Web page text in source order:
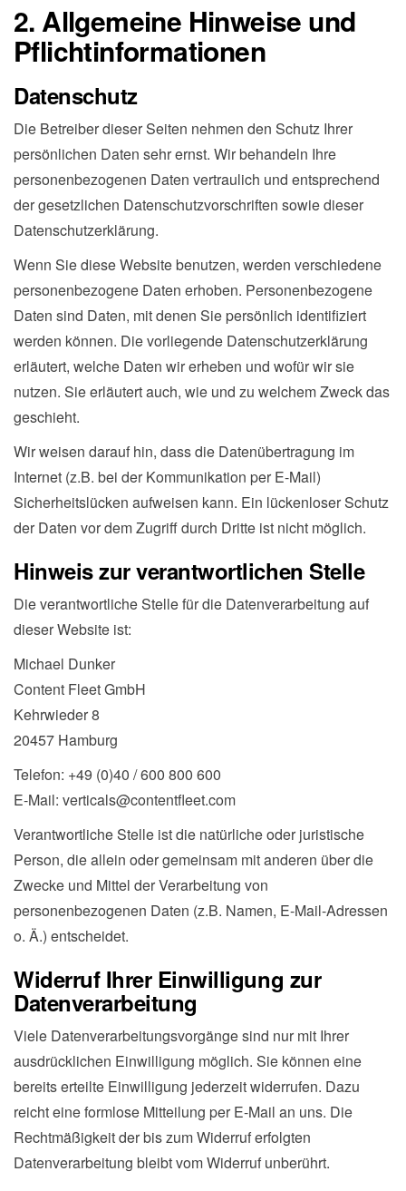
2. Allgemeine Hinweise und
Pflichtinformationen
Datenschutz
Die Betreiber dieser Seiten nehmen den Schutz Ihrer
persönlichen Daten sehr ernst. Wir behandeln Ihre
personenbezogenen Daten vertraulich und entsprechend
der gesetzlichen Datenschutzvorschriften sowie dieser
Datenschutzerklärung.
Wenn Sie diese Website benutzen, werden verschiedene
personenbezogene Daten erhoben. Personenbezogene
Daten sind Daten, mit denen Sie persönlich identifiziert
werden können. Die vorliegende Datenschutzerklärung
erläutert, welche Daten wir erheben und wofür wir sie
nutzen. Sie erläutert auch, wie und zu welchem Zweck das
geschieht.
Wir weisen darauf hin, dass die Datenübertragung im
Internet (z.B. bei der Kommunikation per E-Mail)
Sicherheitslücken aufweisen kann. Ein lückenloser Schutz
der Daten vor dem Zugriff durch Dritte ist nicht möglich.
Hinweis zur verantwortlichen Stelle
Die verantwortliche Stelle für die Datenverarbeitung auf
dieser Website ist:
Michael Dunker
Content Fleet GmbH
Kehrwieder 8
20457 Hamburg
Telefon: +49 (0)40 / 600 800 600
E-Mail: verticals@contentfleet.com
Verantwortliche Stelle ist die natürliche oder juristische
Person, die allein oder gemeinsam mit anderen über die
Zwecke und Mittel der Verarbeitung von
personenbezogenen Daten (z.B. Namen, E-Mail-Adressen
o. Ä.) entscheidet.
Widerruf Ihrer Einwilligung zur
Datenverarbeitung
Viele Datenverarbeitungsvorgänge sind nur mit Ihrer
ausdrücklichen Einwilligung möglich. Sie können eine
bereits erteilte Einwilligung jederzeit widerrufen. Dazu
reicht eine formlose Mitteilung per E-Mail an uns. Die
Rechtmäßigkeit der bis zum Widerruf erfolgten
Datenverarbeitung bleibt vom Widerruf unberührt.